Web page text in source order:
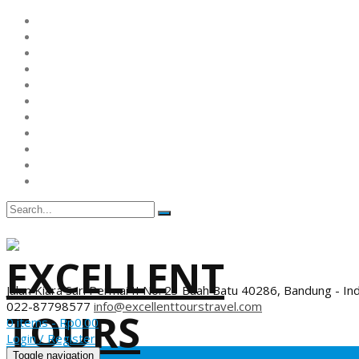
Jalan Kiara Sari Permai II No. 23 Buah Batu 40286, Bandung -
022-87798577 info@excellenttourstravel.com
0 items -Rp0.00
Login / Register
Toggle navigation